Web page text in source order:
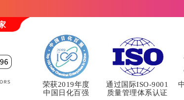
荣获2019年度
中国日化百强
通过国际ISO-9001
质量管理体系认证